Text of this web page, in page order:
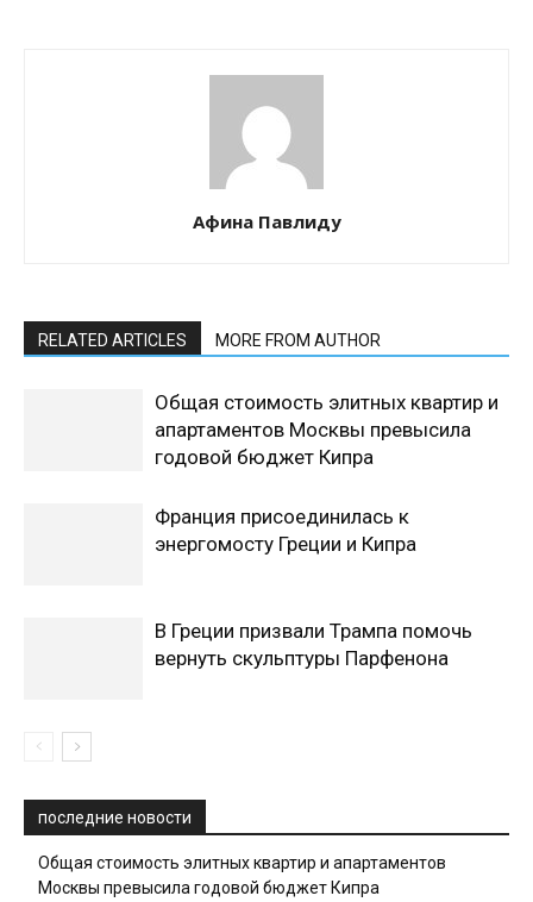
Афина Павлиду
RELATED ARTICLES MORE FROM AUTHOR
Общая стоимость элитных квартир и
апартаментов Москвы превысила
годовой бюджет Кипра
Франция присоединилась к
энергомосту Греции и Кипра
В Греции призвали Трампа помочь
вернуть скульптуры Парфенона
последние новости
Общая стоимость элитных квартир и апартаментов
Москвы превысила годовой бюджет Кипра